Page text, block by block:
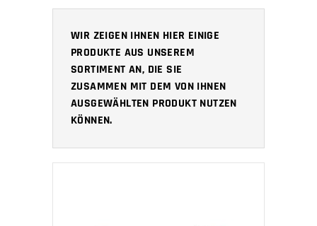
WIR ZEIGEN IHNEN HIER EINIGE
PRODUKTE AUS UNSEREM
SORTIMENT AN, DIE SIE
ZUSAMMEN MIT DEM VON IHNEN
AUSGEWÄHLTEN PRODUKT NUTZEN
KÖNNEN.